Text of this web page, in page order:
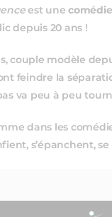
est une
depuis 20 ans !
couple modèle
feindre la
va peu à peu
dans les
s’épanchent,